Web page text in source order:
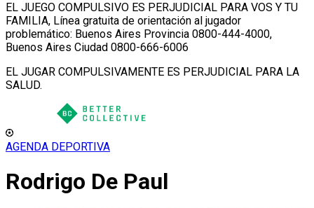
EL JUEGO COMPULSIVO ES PERJUDICIAL PARA VOS Y TU
FAMILIA, Línea gratuita de orientación al jugador
problemático: Buenos Aires Provincia 0800-444-4000,
Buenos Aires Ciudad 0800-666-6006
EL JUGAR COMPULSIVAMENTE ES PERJUDICIAL PARA LA
SALUD.
AGENDA DEPORTIVA
Rodrigo De Paul